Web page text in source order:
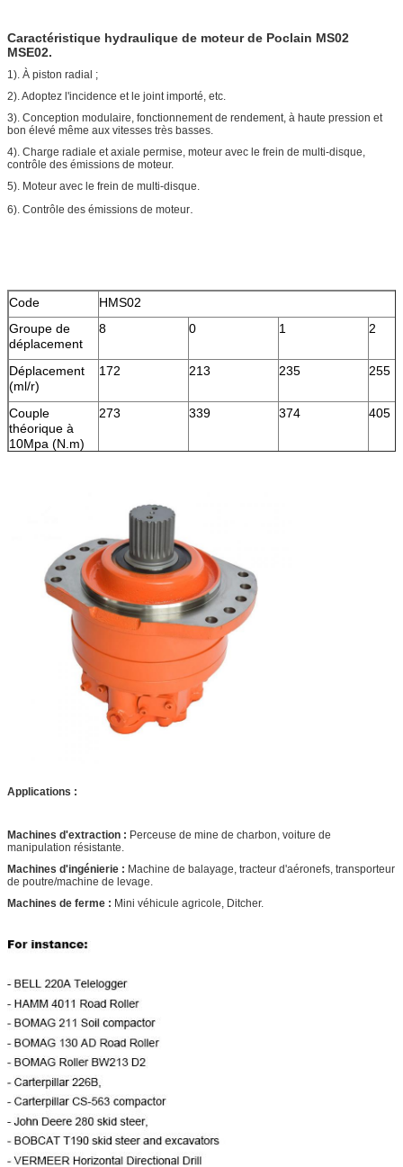
Caractéristique hydraulique de moteur de Poclain MS02
MSE02.
1). À piston radial ;
2). Adoptez l'incidence et le joint importé, etc.
3). Conception modulaire, fonctionnement de rendement, à haute pression et
bon élevé même aux vitesses très basses.
4). Charge radiale et axiale permise, moteur avec le frein de multi-disque,
contrôle des émissions de moteur.
5). Moteur avec le frein de multi-disque.
6). Contrôle des émissions de moteur
Code
HMS02
Groupe de
déplacement
8 0 1 2
Déplacement
(ml/r)
172 213 235 255
Couple
théorique à
10Mpa (N.m)
273 339 374 405
Couple évalué 550 700
Max.pressure
31,5 31,5
Max.torque
850
vitesse (r/min)
0-390 0-310
Le déplacement standard est 18kW (HMSE02 22kW),
Applications :
Machines d'extraction : Perceuse de mine de charbon, voiture de
manipulation résistante.
Machines d'ingénierie : Machine de balayage, tracteur d'aéronefs, transporteur
de poutre/machine de levage.
Machines de ferme : Mini véhicule agricole, Ditcher.